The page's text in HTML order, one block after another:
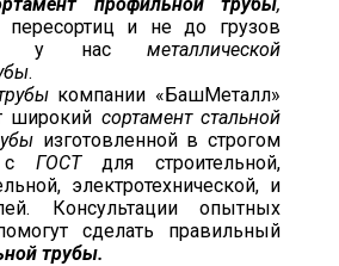
пересортиц и не до грузов
у нас металлической
.
компании «БашМеталл»
широкий сортамент стальной
изготовленной в строгом
с ГОСТдля строительной,
электротехнической, и
Консультации опытных
сделать правильный
трубы.